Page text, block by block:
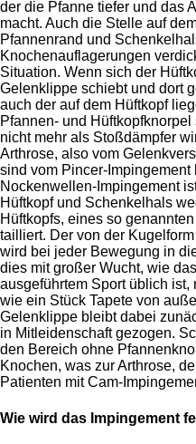
der die Pfanne tiefer und das
macht. Auch die Stelle auf
Pfannenrand und
Knochenauflagerungen
Situation. Wenn sich der
Gelenklippe schiebt und dort
auch der auf dem Hüftkopf
Pfannen- und
nicht mehr als Stoßdämpfer
Arthrose, also vom
sind vom Pincer-Impingement
Nockenwellen-Impingement
Hüftkopf und Schenkelhals
Hüftkopfs, eines so
tailliert. Der von der
wird bei jeder Bewegung in
dies mit großer Wucht, wie
ausgeführtem Sport üblich
wie ein Stück Tapete von
Gelenklippe bleibt dabei
in Mitleidenschaft gezogen.
den Bereich ohne
Knochen, was zur Arthrose,
Patienten mit Cam-
Wie wird das Impingement